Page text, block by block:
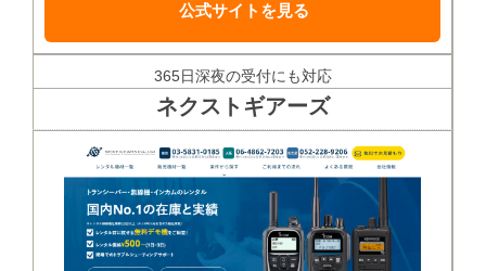
公式サイトを見る
365日深夜の受付にも対応
ネクストギアーズ